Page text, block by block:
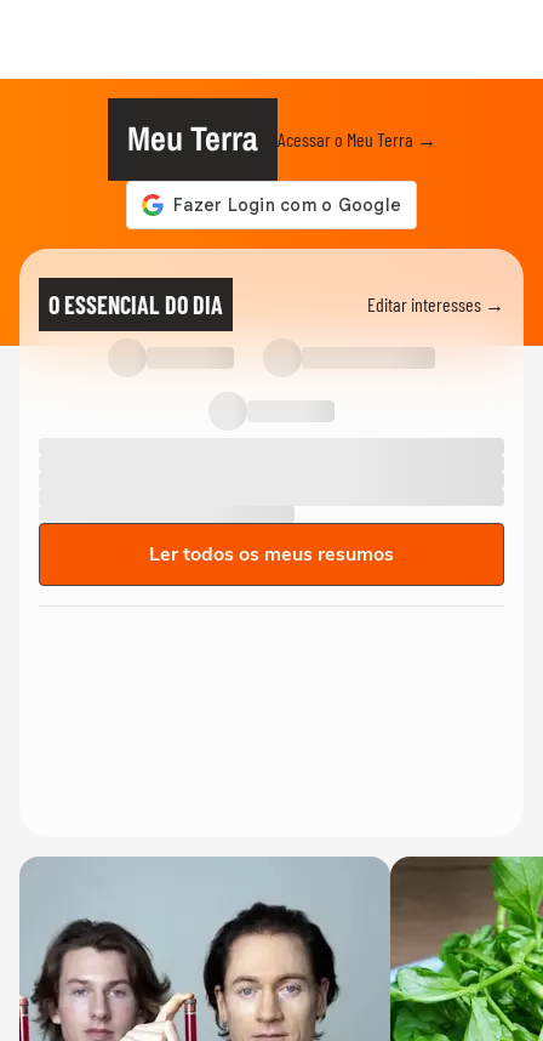
Meu Terra Acessar o Meu Terra →
O ESSENCIAL DO DIA Editar interesses →
Ler todos os meus resumos